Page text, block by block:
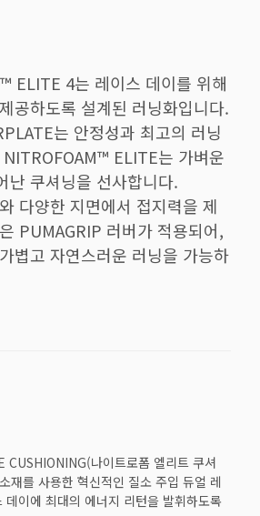
ELITE 4는 레이스 데이를 위해
공하도록 설계된 러닝화입니다.
는 안정성과 최고의 러닝
ELITE는 가벼운
난 쿠셔닝을 선사합니다.
다양한 지면에서 접지력을 제
PUMAGRIP 러버가 적용되어,
볍고 자연스러운 러닝을 가능하
나이트로폼 엘리트 쿠셔
재를 사용한 혁신적인 질소 주입 듀얼 레
데이에 최대의 에너지 리턴을 발휘하도록